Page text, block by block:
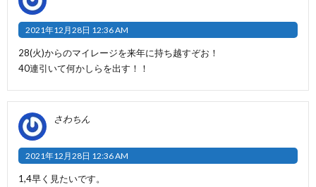
2021年12月28日 12:36 AM
28(火)からのマイレージを来年に持ち越すぞお！
40連引いて何かしらを出す！！
さわちん
2021年12月28日 12:36 AM
1,4早く見たいです。